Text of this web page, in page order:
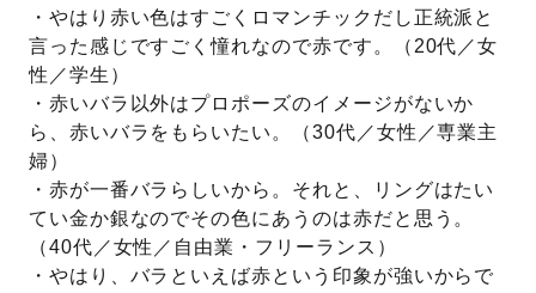
・やはり赤い色はすごくロマンチックだし正統派と
言った感じですごく憧れなので赤です。（20代／女
性／学生）
・赤いバラ以外はプロポーズのイメージがないか
ら、赤いバラをもらいたい。（30代／女性／専業主
婦）
・赤が一番バラらしいから。それと、リングはたい
てい金か銀なのでその色にあうのは赤だと思う。
（40代／女性／自由業・フリーランス）
・やはり、バラといえば赤という印象が強いからで